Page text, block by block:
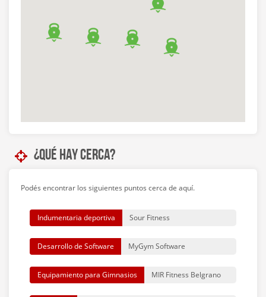
Colegios 160, B1670 NND, Provincia de Buenos
BIGG Palermo Hollywood (Honduras 5560, C1414
BIGG Pilar (Colectora Oeste Ramal Pilar & Sgto
Cabral, Don Torcuato, Provincia de Buenos Aires,
Argentina)
BIGG Plaza Libertad (Marcelo Torcuato de Alvear
1217, C1058AAS CABA, Argentina)
¿Qué hay cerca?
Podés encontrar los siguientes puntos cerca de aquí.
Indumentaria deportiva Sour Fitness
Desarrollo de Software MyGym Software
Equipamiento para Gimnasios MIR Fitness Belgrano